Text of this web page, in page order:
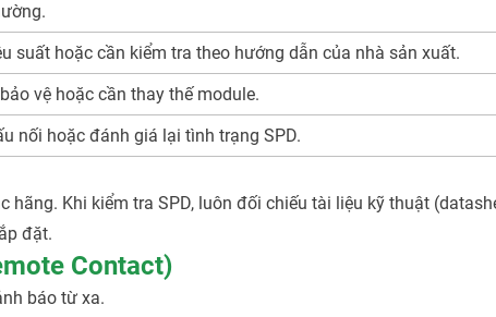
suất hoặc cần kiểm tra theo hướng dẫn của nhà sản xuất.
vệ hoặc cần thay thế module.
nối hoặc đánh giá lại tình trạng SPD.
hãng. Khi kiểm tra SPD, luôn đối chiếu tài liệu kỹ thuật
đặt.
Contact)
báo từ xa.